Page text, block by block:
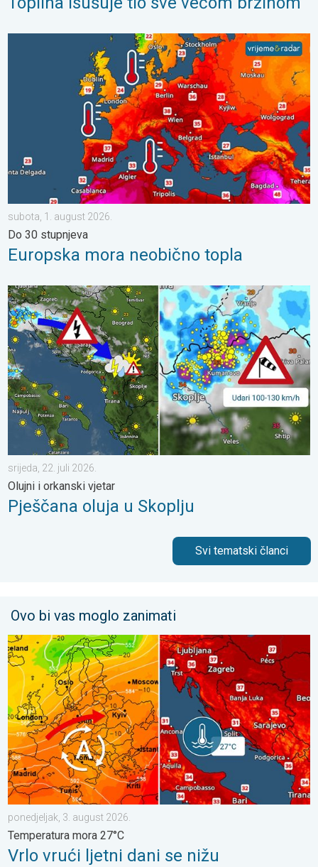
Europska mora neobično topla. Do 30 stupnjeva. . . subota,
subota, 1. august 2026.
Do 30 stupnjeva
Europska mora neobično topla
Pješčana oluja u Skoplju. Olujni i orkanski vjetar. . . srijeda, 22.
srijeda, 22. juli 2026.
Olujni i orkanski vjetar
Pješčana oluja u Skoplju
Svi tematski članci
Ovo bi vas moglo zanimati
Vrlo vrući ljetni dani se nižu. Temperatura mora 27°C. . .
ponedjeljak, 3. august 2026.
Temperatura mora 27°C
Vrlo vrući ljetni dani se nižu